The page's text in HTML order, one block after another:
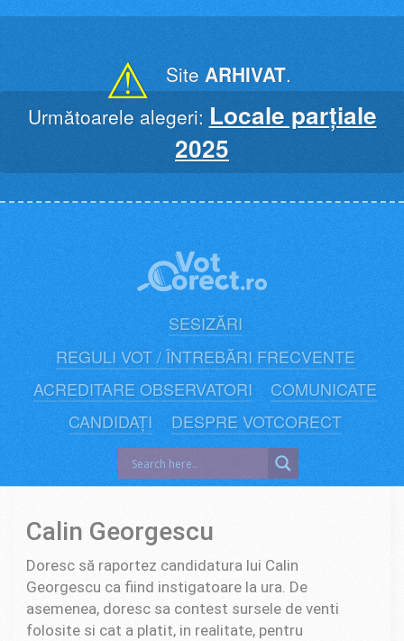
⚠ Site ARHIVAT.
Următoarele alegeri: Locale parțiale
2025
SESIZĂRI
REGULI VOT / ÎNTREBĂRI FRECVENTE
ACREDITARE OBSERVATORI
COMUNICATE
CANDIDAȚI
DESPRE VOTCORECT
Calin Georgescu
Doresc să raportez candidatura lui Calin
Georgescu ca fiind instigatoare la ura. De
asemenea, doresc sa contest sursele de venti
folosite si cat a platit, in realitate, pentru